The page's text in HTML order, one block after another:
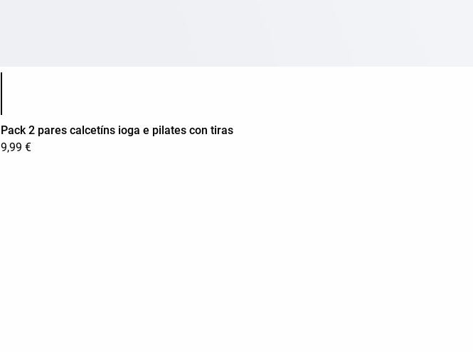
Lista de cores do produto
Pack 2 pares calcetíns ioga e pilates con tiras
9,99 €